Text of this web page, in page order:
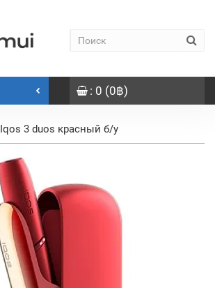
: 0 (0฿)
Iqos 3 duos красный б/у